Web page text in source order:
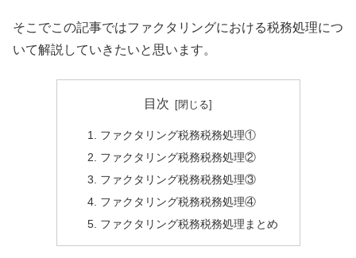
そこでこの記事ではファクタリングにおける税務処理につ
いて解説していきたいと思います。
目次
ファクタリング税務税務処理①
ファクタリング税務税務処理②
ファクタリング税務税務処理③
ファクタリング税務税務処理④
ファクタリング税務税務処理まとめ